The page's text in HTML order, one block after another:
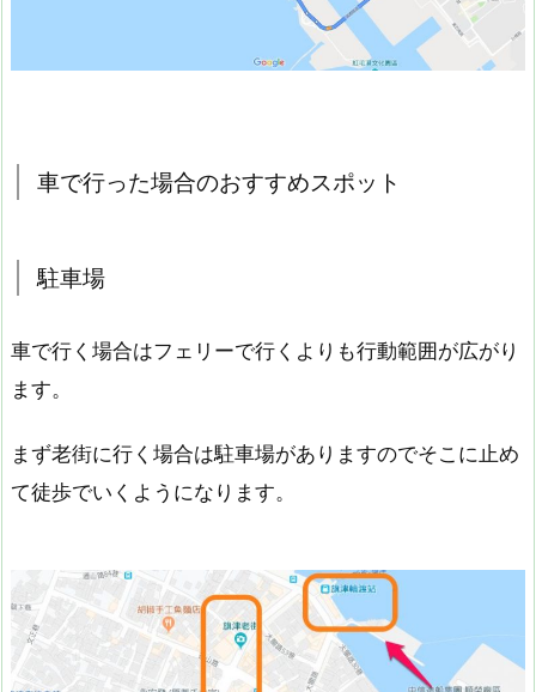
車で行った場合のおすすめスポット
駐車場
車で行く場合はフェリーで行くよりも行動範囲が広がり
ます。
まず老街に行く場合は駐車場がありますのでそこに止め
て徒歩でいくようになります。